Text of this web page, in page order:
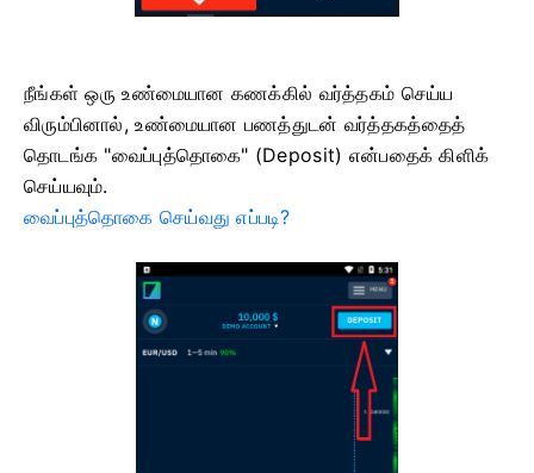
நீங்கள் ஒரு உண்மையான கணக்கில் வர்த்தகம் செய்ய
விரும்பினால், உண்மையான பணத்துடன் வர்த்தகத்தைத்
தொடங்க "வைப்புத்தொகை" (Deposit) என்பதைக் கிளிக்
செய்யவும்.
வைப்புத்தொகை செய்வது எப்படி?